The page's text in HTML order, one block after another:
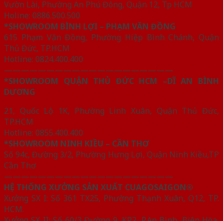
Vườn Lài, Phường An Phú Đông, Quận 12, Tp HCM
Holine: 0886.500.500
*SHOWROOM BÌNH LỢI – PHẠM VĂN ĐỒNG
615 Phạm Văn Đồng, Phường Hiệp Bình Chánh, Quận
Thủ Đức, TP.HCM
Hotline: 0824.400.400
————————————————————
*SHOWROOM QUẬN THỦ ĐỨC HCM –DĨ AN BÌNH
DƯƠNG
21, Quốc Lộ 1K, Phường Linh Xuân, Quận Thủ Đức,
TP.HCM
Hotline: 0855.400.400
*SHOWROOM NINH KIỀU – CẦN THƠ
Số 94c, Đường 3/2, Phường Hưng Lợi, Quận Ninh Kiều,TP
Cần Thơ
————————————————————
HỆ THỐNG XƯỞNG SẢN XUẤT CUAGOSAIGON®
Xưởng SX I: Số 361 TX25, Phường Thạnh Xuân, Q12, TP.
HCM.